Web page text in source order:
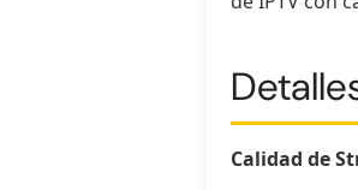
Calidad de